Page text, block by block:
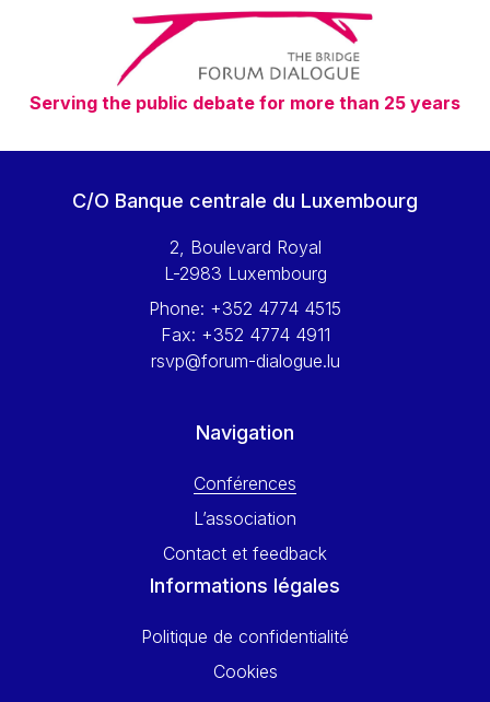
Vaclav Klaus
Vassilios Skouris
Vítor Manuel da Silva Caldeira
Viviane Reding
Walter Hagg
Wolfgang Ketterle
Yossi Beillin
Yves FRANCHET
Serving the public debate for more than 25 years
C/O Banque centrale du Luxembourg
2, Boulevard Royal
L-2983 Luxembourg
Phone: +352 4774 4515
Fax: +352 4774 4911
rsvp@forum-dialogue.lu
Navigation
Conférences
L’association
Contact et feedback
Informations légales
Politique de confidentialité
Cookies